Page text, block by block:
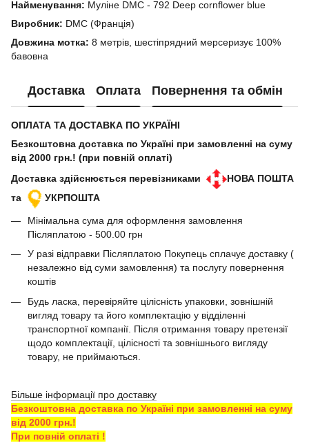
Найменування: Муліне DMC - 792 Deep cornflower blue
Виробник: DMC (Франція)
Довжина мотка: 8 метрів, шестіпрядний мерсеризує 100%
бавовна
Доставка Оплата Повернення та обмін
ОПЛАТА ТА ДОСТАВКА ПО УКРАЇНІ
Безкоштовна доставка по Україні при замовленні на суму
від 2000 грн.! (при повній оплаті)
Доставка здійснюється перевізниками
НОВА ПОШТА
та
УКРПОШТА
Мінімальна сума для оформлення замовлення
Післяплатою - 500.00 грн
У разі відправки Післяплатою Покупець сплачує доставку (
незалежно від суми замовлення) та послугу повернення
коштів
Будь ласка, перевіряйте цілісність упаковки, зовнішній
вигляд товару та його комплектацію у відділенні
транспортної компанії. Після отримання товару претензії
щодо комплектації, цілісності та зовнішнього вигляду
товару, не приймаються.
Більше інформації про доставку
Безкоштовна доставка по Україні при замовленні на суму
від 2000 грн.!
При повній оплаті !